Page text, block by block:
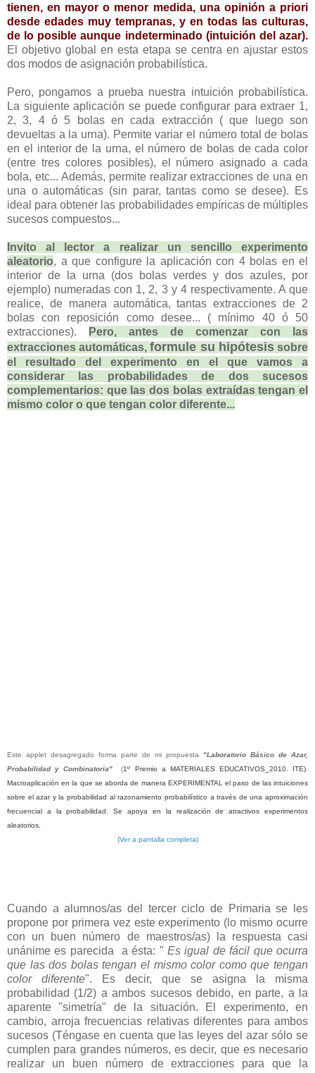
tienen, en mayor o menor medida, una opinión a priori
desde edades muy tempranas, y en todas las culturas,
de lo posible aunque indeterminado (intuición del azar).
El objetivo global en esta etapa se centra en ajustar estos
dos modos de asignación probabilística.
Pero, pongamos a prueba nuestra intuición probabilística.
La siguiente aplicación se puede configurar para extraer 1,
2, 3, 4 ó 5 bolas en cada extracción ( que luego son
devueltas a la urna). Permite variar el número total de bolas
en el interior de la urna, el número de bolas de cada color
(entre tres colores posibles), el número asignado a cada
bola, etc... Además, permite realizar extracciones de una en
una o automáticas (sin parar, tantas como se desee). Es
ideal para obtener las probabilidades empíricas de múltiples
sucesos compuestos...
Invito al lector a realizar un sencillo experimento
aleatorio, a que configure la aplicación con 4 bolas en el
interior de la urna (dos bolas verdes y dos azules, por
ejemplo) numeradas con 1, 2, 3 y 4 respectivamente. A que
realice, de manera automática, tantas extracciones de 2
bolas con reposición como desee... ( mínimo 40 ó 50
extracciones).
Pero, antes de comenzar con las
extracciones automáticas,formule su hipótesissobre
el resultado del experimento en el que vamos a
considerar las probabilidades de dos sucesos
complementarios: que las dos bolas extraídas tengan el
mismo color o que tengan color diferente...
Este applet desagregado forma parte de mi propuesta "Laboratorio Básico de Azar,
Probabilidad y Combinatoria"
(1º Premio a MATERIALES EDUCATIVOS_2010. ITE).
Macroaplicación en la que se aborda de manera EXPERIMENTAL el paso de las intuiciones
sobre el azar y la probabilidad al razonamiento probabilístico a través de una aproximación
frecuencial a la probabilidad. Se apoya en la realización de atractivos experimentos
aleatorios.
(Ver a pantalla completa)
Cuando a alumnos/as del tercer ciclo de Primaria se les
propone por primera vez este experimento (lo mismo ocurre
con un buen número de maestros/as) la respuesta casi
unánime es parecida a ésta: " Es igual de fácil que ocurra
que las dos bolas tengan el mismo color como que tengan
color diferente". Es decir, que se asigna la misma
probabilidad (1/2) a ambos sucesos debido, en parte, a la
aparente "simetría" de la situación. El experimento, en
cambio, arroja frecuencias relativas diferentes para ambos
sucesos (Téngase en cuenta que las leyes del azar sólo se
cumplen para grandes números, es decir, que es necesario
realizar un buen número de extracciones para que la